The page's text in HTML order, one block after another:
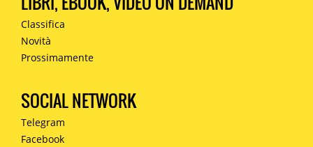
Classifica
Novità
Prossimamente
SOCIAL NETWORK
Telegram
Facebook